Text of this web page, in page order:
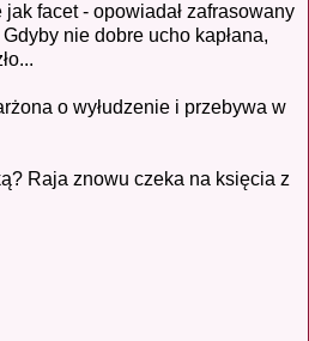
jak facet - opowiadał zafrasowany
nie dobre ucho kapłana,
o wyłudzenie i przebywa w
Raja znowu czeka na księcia z